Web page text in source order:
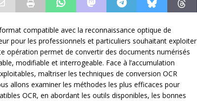
compatible avec la reconnaissance optique de
pour les professionnels et particuliers souhaitant exploiter
opération permet de convertir des documents numérisés
modifiable et interrogeable. Face à l’accumulation
maîtriser les techniques de conversion OCR
allons examiner les méthodes les plus efficaces pour
OCR, en abordant les outils disponibles, les bonnes